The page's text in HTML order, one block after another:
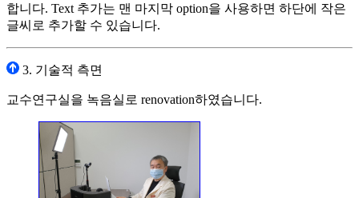
합니다. Text 추가는 맨 마지막 option을 사용하면 하단에 작은
글씨로 추가할 수 있습니다.
3. 기술적 측면
교수연구실을 녹음실로 renovation하였습니다.